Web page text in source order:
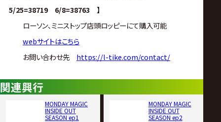
5/25=38719 6/8=38763 】
ローソン、ミニストップ店頭ロッピーにて購入可能
webサイトはこちら
お問い合わせ先 https://l-tike.com/contact/
関連興行
MONDAY MAGIC
INSIDE OUT
SEASON ep1
MONDAY MAGIC
INSIDE OUT
SEASON ep2